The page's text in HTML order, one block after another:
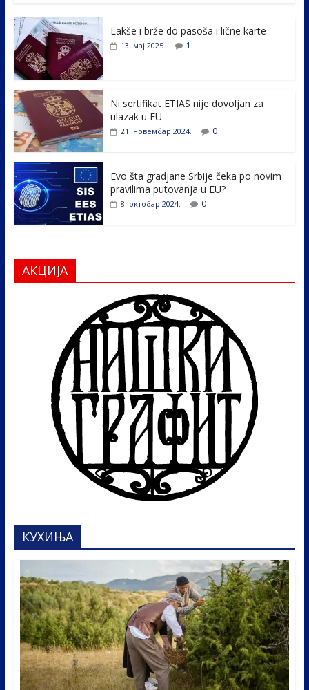
e
b
o
o
k
itt
er e
er ar
e
Lakše i brže do pasoša i lične karte
13. мај 2025. 1
Ni sertifikat ETIAS nije dovoljan za
ulazak u EU
21. новембар 2024. 0
Evo šta gradjane Srbije čeka po novim
pravilima putovanja u EU?
8. октобар 2024. 0
АКЦИЈА
КУХИЊА